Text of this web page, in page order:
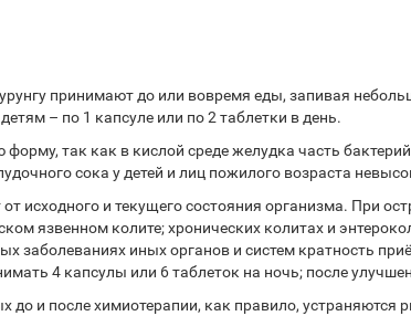
принимают до или вовремя еды, запивая
– по 1 капсуле или по 2 таблетки в день.
так как в кислой среде желудка часть
сока у детей и лиц пожилого возраста
исходного и текущего состояния организма. При
язвенном колите; хронических колитах и
заболеваниях иных органов и систем кратность
4 капсулы или 6 таблеток на ночь; после
и после химиотерапии, как правило, устраняются